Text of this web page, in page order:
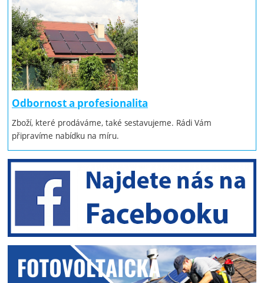
Odbornost a profesionalita
Zboží, které prodáváme, také sestavujeme. Rádi Vám
připravíme nabídku na míru.